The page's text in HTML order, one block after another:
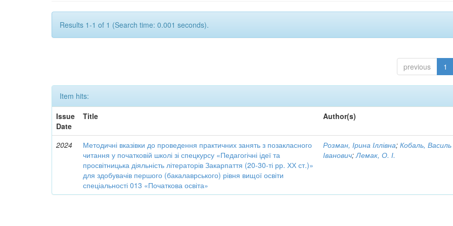
Results 1-1 of 1 (Search time: 0.001 seconds).
previous 1
Item hits:
Issue
Date
Title Author(s)
2024
Методичні вказівки до проведення практичних занять з позакласного
читання у початковій школі зі спецкурсу «Педагогічні ідеї та
просвітницька діяльність літераторів Закарпаття (20-30-ті рр. ХХ ст.)»
для здобувачів першого (бакалаврського) рівня вищої освіти
спеціальності 013 «Початкова освіта»
Розман, Ірина Іллівна;Кобаль, Василь
Іванович;Лемак, О. І.